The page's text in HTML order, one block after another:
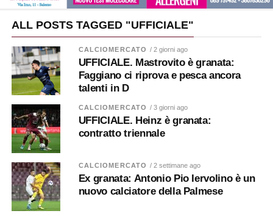
ALL POSTS TAGGED "UFFICIALE"
CALCIOMERCATO / 2 giorni ago
UFFICIALE. Mastrovito è granata:
Faggiano ci riprova e pesca ancora
talenti in D
CALCIOMERCATO / 3 giorni ago
UFFICIALE. Heinz è granata:
contratto triennale
CALCIOMERCATO / 2 settimane ago
Ex granata: Antonio Pio Iervolino è un
nuovo calciatore della Palmese